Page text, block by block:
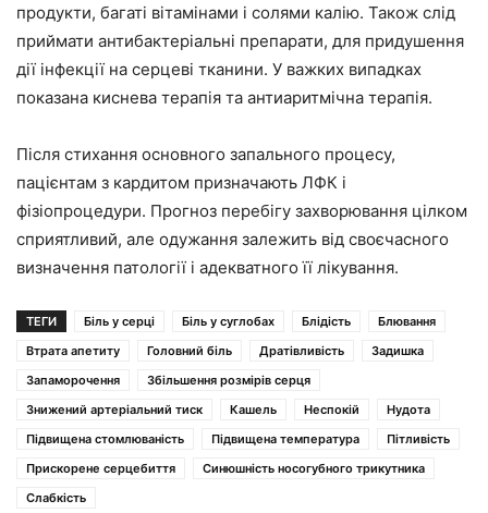
продукти, багаті вітамінами і солями калію. Також слід
приймати антибактеріальні препарати, для придушення
дії інфекції на серцеві тканини. У важких випадках
показана киснева терапія та антиаритмічна терапія.
Після стихання основного запального процесу,
пацієнтам з кардитом призначають ЛФК і
фізіопроцедури. Прогноз перебігу захворювання цілком
сприятливий, але одужання залежить від своєчасного
визначення патології і адекватного її лікування.
ТЕГИ Біль у серці Біль у суглобах Блідість
Блювання
Втрата апетиту
Головний біль Дратівливість
Задишка
Запаморочення
Збільшення розмірів серця
Знижений артеріальний тиск
Кашель Неспокій
Нудота
Підвищена стомлюваність
Підвищена температура
Пітливість
Прискорене серцебиття
Синюшність носогубного трикутника
Слабкість